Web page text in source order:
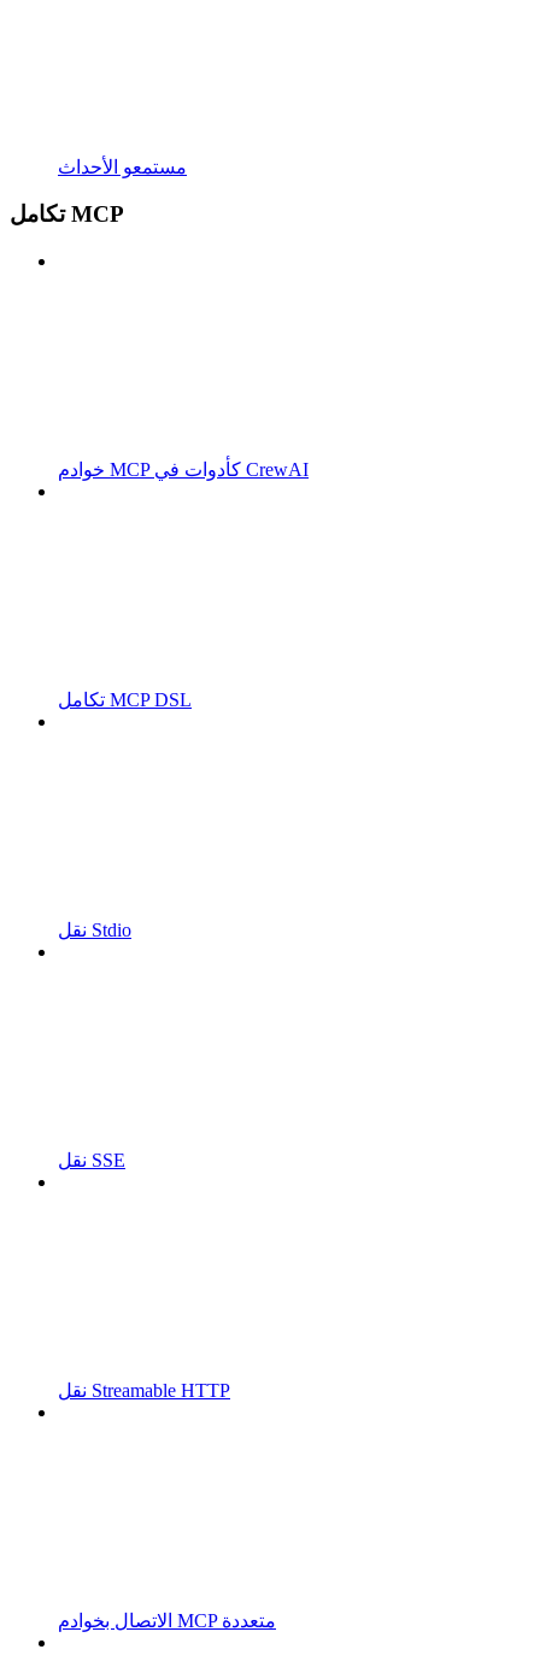
مستمعو الأحداث
تكامل MCP
خوادم MCP كأدوات في CrewAI
تكامل MCP DSL
نقل Stdio
نقل SSE
نقل Streamable HTTP
الاتصال بخوادم MCP متعددة